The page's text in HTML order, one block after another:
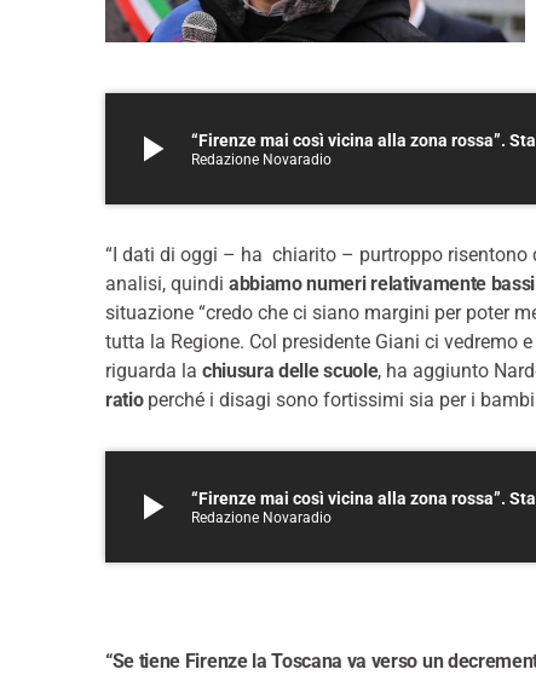
play_arrow “Firenze mai così vicina alla zona rossa”.
Redazione Novaradio
“I dati di oggi – ha chiarito – purtroppo risentono
analisi, quindi abbiamo numeri relativamente
situazione “credo che ci siano margini per poter
tutta la Regione. Col presidente Giani ci vedremo
riguarda la chiusura delle scuole, ha aggiunto
ratio perché i disagi sono fortissimi sia per i
play_arrow “Firenze mai così vicina alla zona rossa”.
Redazione Novaradio
“Se tiene Firenze la Toscana va verso un